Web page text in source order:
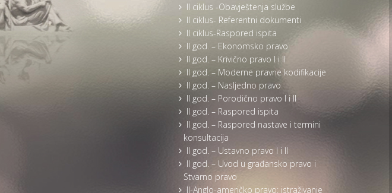
II ciklus -Obavještenja službe
II ciklus- Referentni dokumenti
II ciklus-Raspored ispita
II god. – Ekonomsko pravo
II god. – Krivično pravo I i II
II god. – Moderne pravne kodifikacije
II god. – Nasljedno pravo
II god. – Porodično pravo I i II
II god. – Raspored ispita
II god. – Raspored nastave i termini
konsultacija
II god. – Ustavno pravo I i II
II god. – Uvod u građansko pravo i
Stvarno pravo
II-Anglo-američko pravo: istraživanje